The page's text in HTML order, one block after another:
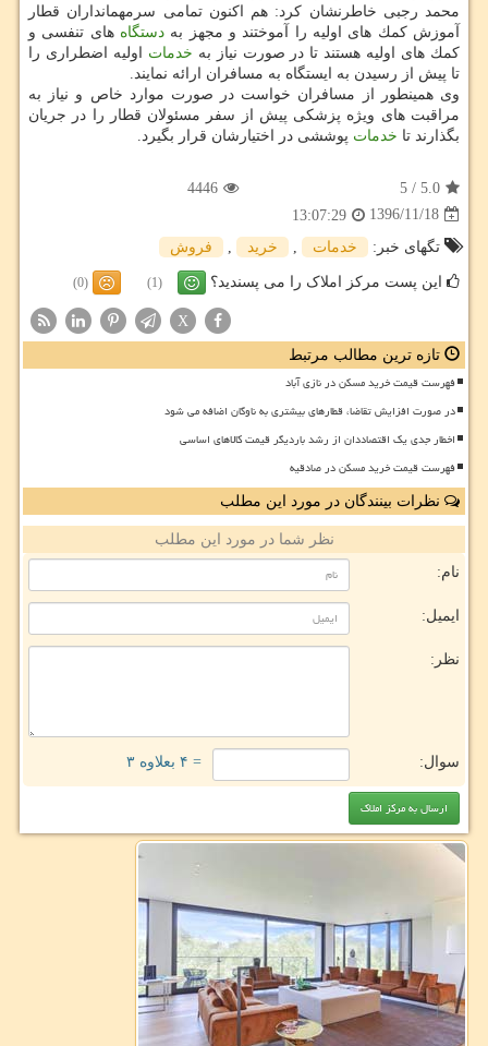
محمد رجبی خاطرنشان كرد: هم اكنون تمامی سرمهمانداران قطار
آموزش كمك های اولیه را آموختند و مجهز به دستگاه های تنفسی و
كمك های اولیه هستند تا در صورت نیاز به خدمات اولیه اضطراری را
تا پیش از رسیدن به ایستگاه به مسافران ارائه نمایند.
وی همینطور از مسافران خواست در صورت موارد خاص و نیاز به
مراقبت های ویژه پزشكی پیش از سفر مسئولان قطار را در جریان
بگذارند تا خدمات پوششی در اختیارشان قرار بگیرد.
5.0
/
5
4446
1396/11/18
13:07:29
تگهای خبر:
خدمات خرید فروش
این پست مرکز املاک را می پسندید؟ (1)
(0)
X
تازه ترین مطالب مرتبط
فهرست قیمت خرید مسکن در نازی آباد
در صورت افزایش تقاضا، قطارهای بیشتری به ناوگان اضافه می شود
اخطار جدی یک اقتصاددان از رشد باردیگر قیمت کالاهای اساسی
فهرست قیمت خرید مسکن در صادقیه
نظرات بینندگان در مورد این مطلب
نظر شما در مورد این مطلب
نام:
ایمیل:
نظر:
سوال: = ۴ بعلاوه ۳